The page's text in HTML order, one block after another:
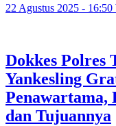
22 Agustus 2025 -
Dokkes Polres
Yankesling
Penawartama,
dan Tujuannya